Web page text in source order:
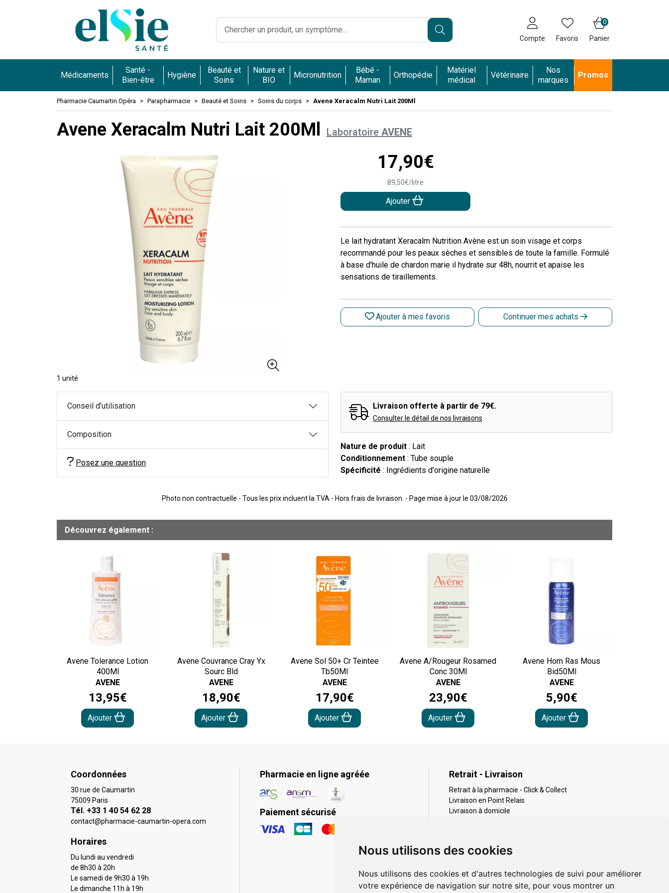
Nous utilisons des cookies
Nous utilisons des cookies et d'autres technologies de suivi pour améliorer
votre expérience de navigation sur notre site, pour vous montrer un
Compte Favoris Panier
0
Médicaments
Santé -
Bien-être
Hygiène
Beauté et
Soins
Nature et
BIO
Micronutrition
Bébé -
Maman
Orthopédie
Matériel
médical
Vétérinaire
Nos
marques
Promos
Pharmacie Caumartin Opéra Parapharmacie Beauté et Soins Soins du corps Avene Xeracalm Nutri Lait 200Ml
Avene Xeracalm Nutri Lait 200Ml Laboratoire AVENE
1 unité
17,90€
89,50€/litre
Ajouter
Le lait hydratant Xeracalm Nutrition Avène est un soin visage et corps
recommandé pour les peaux sèches et sensibles de toute la famille. Formulé
à base d'huile de chardon marie il hydrate sur 48h, nourrit et apaise les
sensations de tiraillements.
Ajouter à mes favoris Continuer mes achats
Conseil d’utilisation
Composition
Posez une question
Livraison offerte à partir de 79€.
Consulter le détail de nos livraisons
Nature de produit : Lait
Conditionnement : Tube souple
Spécificité : Ingrédients d'origine naturelle
Photo non contractuelle - Tous les prix incluent la TVA - Hors frais de livraison. - Page mise à jour le 03/08/2026
Découvrez également :
Avene Tolerance Lotion
400Ml
AVENE
13,95€
Ajouter
Avene Couvrance Cray Yx
Sourc Bld
AVENE
18,90€
Ajouter
Avene Sol 50+ Cr Teintee
Tb50Ml
AVENE
17,90€
Ajouter
Avene A/Rougeur Rosamed
Conc 30Ml
AVENE
23,90€
Ajouter
Avene Hom Ras Mous
Bid50Ml
AVENE
5,90€
Ajouter
Coordonnées
30 rue de Caumartin
75009 Paris
Tél. +33 1 40 54 62 28
contact@pharmacie-caumartin-opera.com
Horaires
Du lundi au vendredi
de 8h30 à 20h
Le samedi de 9h30 à 19h
Le dimanche 11h à 19h
Pharmacie en ligne agréée
Paiement sécurisé
Retrait - Livraison
Retrait à la pharmacie - Click & Collect
Livraison en Point Relais
Livraison à domicile